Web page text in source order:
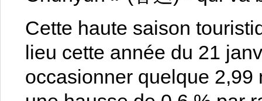
Cette haute saison
lieu cette année du 21
occasionner quelque